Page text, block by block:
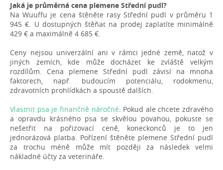
Jaká je průměrná cena plemene Střední pudl?
Na Wuuffu je cena štěněte rasy Střední pudl v průměru 1
945 €. U dostupných štěňat na prodej zaplatíte minimálně
429 € a maximálně 4 685 €.
Ceny nejsou univerzální ani v rámci jedné země, natož v
jiných zemích, kde může docházet ke zvláště velkým
rozdílům. Cena plemene Střední pudl závisí na mnoha
faktorech, např. budoucím potenciálu, rodokmenu,
zdravotních prohlídkách a spoustě dalších.
Vlastnit psa je finančně náročné. Pokud ale chcete zdravého
a opravdu krásného psa se skvělou povahou, pokuste se
nešetřit na pořizovací ceně, koneckonců je to jen
jednorázová platba. Pořízení štěněte plemene Střední pudl
za trochu méně může mít později za následek velmi
nákladné účty za veterináře.